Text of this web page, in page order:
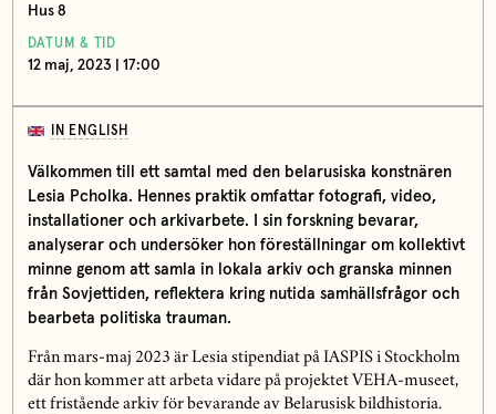
Hus 8
DATUM & TID
12 maj, 2023 | 17:00
IN ENGLISH
Välkommen till ett samtal med den belarusiska konstnären
Lesia Pcholka. Hennes praktik omfattar fotografi, video,
installationer och arkivarbete. I sin forskning bevarar,
analyserar och undersöker hon föreställningar om kollektivt
minne genom att samla in lokala arkiv och granska minnen
från Sovjettiden, reflektera kring nutida samhällsfrågor och
bearbeta politiska trauman.
Från mars-maj 2023 är Lesia stipendiat på IASPIS i Stockholm
där hon kommer att arbeta vidare på projektet VEHA-museet,
ett fristående arkiv för bevarande av Belarusisk bildhistoria.